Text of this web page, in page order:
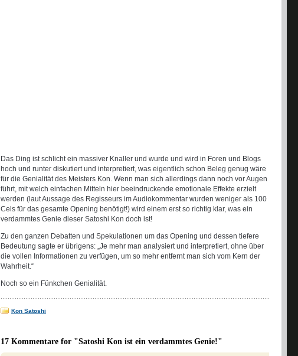
Das Ding ist schlicht ein massiver Knaller und wurde und wird in Foren und Blogs
hoch und runter diskutiert und interpretiert, was eigentlich schon Beleg genug wäre
für die Genialität des Meisters Kon. Wenn man sich allerdings dann noch vor Augen
führt, mit welch einfachen Mitteln hier beeindruckende emotionale Effekte erzielt
werden (laut Aussage des Regisseurs im Audiokommentar wurden weniger als 100
Cels für das gesamte Opening benötigt!) wird einem erst so richtig klar, was ein
verdammtes Genie dieser Satoshi Kon doch ist!
Zu den ganzen Debatten und Spekulationen um das Opening und dessen tiefere
Bedeutung sagte er übrigens: „Je mehr man analysiert und interpretiert, ohne über
die vollen Informationen zu verfügen, um so mehr entfernt man sich vom Kern der
Wahrheit.“
Noch so ein Fünkchen Genialität.
Kon Satoshi
17 Kommentare for "Satoshi Kon ist ein verdammtes Genie!"